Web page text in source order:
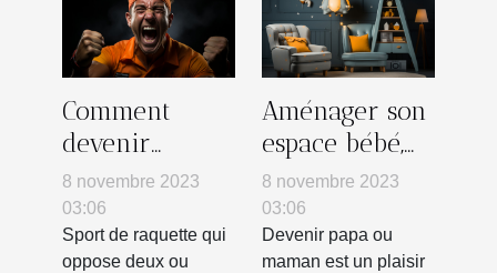
Comment
devenir
mentalement
fort au
tennis ?
8 novembre 2023
03:06
Sport de raquette qui
oppose deux ou
Aménager son
espace bébé,
quelles astuces
pour déco ?
8 novembre 2023
03:06
Devenir papa ou
maman est un plaisir